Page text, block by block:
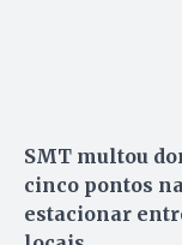
SMT multou
cinco pontos
estacionar